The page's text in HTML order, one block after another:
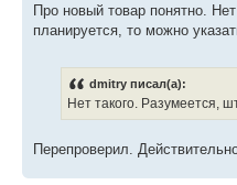
Про новый товар понятно.
планируется, то можно
dmitry писал(а):
Нет такого. Разумеется,
Перепроверил.